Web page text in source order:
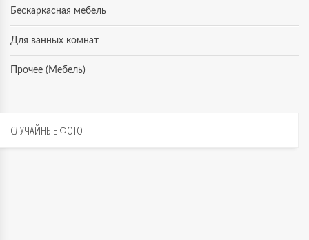
Бескаркасная мебель
Для ванных комнат
Прочее (Мебель)
СЛУЧАЙНЫЕФОТО